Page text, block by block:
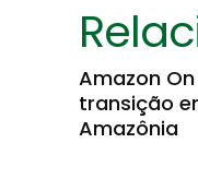
Amazon
transição
Amazônia